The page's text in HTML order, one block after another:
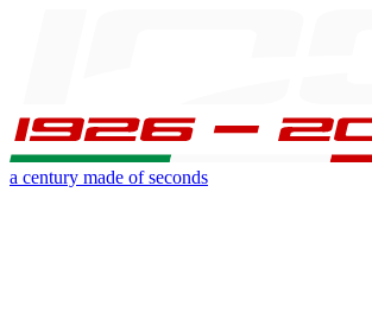
a century made of seconds